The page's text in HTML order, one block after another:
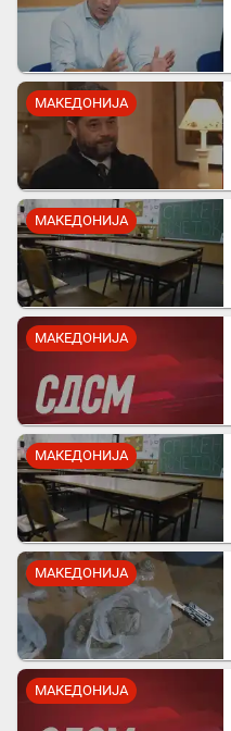
МАКЕДОНИЈА
МАКЕДОНИЈА
МАКЕДОНИЈА
МАКЕДОНИЈА
МАКЕДОНИЈА
МАКЕДОНИЈА